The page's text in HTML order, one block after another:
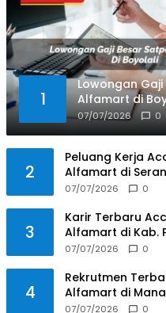
1
Lowongan
Alfamart di
2025
07/07/2026 0
2
Peluang Kerja
Alfamart di
07/07/2026 0
3
Karir Terbaru
Alfamart di Kab.
Bintang, Papua
07/07/2026 0
4
Rekrutmen
Alfamart di
07/07/2026 0